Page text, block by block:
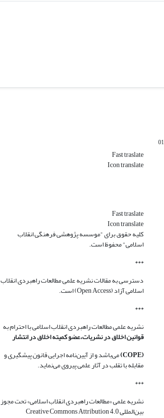
Fast traslate
Icon translate
Fast traslate
Icon translate
کلیه حقوق برای "موسسه پژوهشی فرهنگی انقلاب
اسلامی" محفوظ است.
***
دسترسی به مقالات نشریه علمی مطالعات راهبردی انقلاب
اسلامی آزاد (Open Access) است.
***
نشریه علمی مطالعات راهبردی انقلاب اسلامی با احترام به
قوانین اخلاق در نشریات،عضو کمیته اخلاق در انتشار
(COPE)
می‌باشد و از آیین‌نامه اجرایی قانون پیشگیری و
مقابله با تقلب در آثار علمی پیروی می‌نماید.
***
نشریه علمی «مطالعات راهبردی انقلاب اسلامی» تحت مجوز
بین‌المللی Creative Commons Attribution 4.0